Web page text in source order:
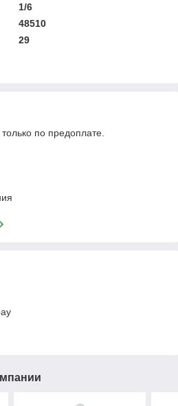
1/6
48510
29
по предоплате.